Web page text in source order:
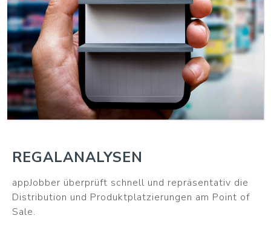
WEITER
REGALANALYSEN
appJobber überprüft schnell und repräsentativ die
Distribution und Produktplatzierungen am Point of
Sale.